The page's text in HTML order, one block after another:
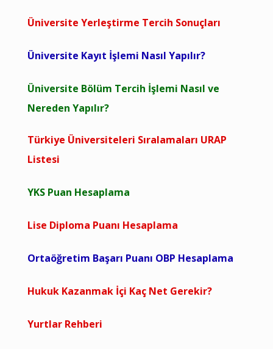
Üniversite Yerleştirme Tercih Sonuçları
Üniversite Kayıt İşlemi Nasıl Yapılır?
Üniversite Bölüm Tercih İşlemi Nasıl ve
Nereden Yapılır?
Türkiye Üniversiteleri Sıralamaları URAP
Listesi
YKS Puan Hesaplama
Lise Diploma Puanı Hesaplama
Ortaöğretim Başarı Puanı OBP Hesaplama
Hukuk Kazanmak İçi Kaç Net Gerekir?
Yurtlar Rehberi